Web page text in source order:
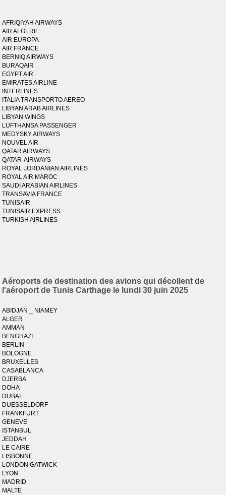
AFRIQIYAH AIRWAYS
AIR ALGERIE
AIR EUROPA
AIR FRANCE
BERNIQ AIRWAYS
BURAQAIR
EGYPT AIR
EMIRATES AIRLINE
INTERLINES
ITALIA TRANSPORTO AEREO
LIBYAN ARAB AIRLINES
LIBYAN WINGS
LUFTHANSA PASSENGER
MEDYSKY AIRWAYS
NOUVEL AIR
QATAR AIRWAYS
QATAR-AIRWAYS
ROYAL JORDANIAN AIRLINES
ROYAL AIR MAROC
SAUDI ARABIAN AIRLINES
TRANSAVIA FRANCE
TUNISAIR
TUNISAIR EXPRESS
TURKISH AIRLINES
Aéroports de destination des avions qui décollent de
l'aéroport de Tunis Carthage le lundi 30 juin 2025
ABIDJAN _ NIAMEY
ALGER
AMMAN
BENGHAZI
BERLIN
BOLOGNE
BRUXELLES
CASABLANCA
DJERBA
DOHA
DUBAI
DUESSELDORF
FRANKFURT
GENEVE
ISTANBUL
JEDDAH
LE CAIRE
LISBONNE
LONDON GATWICK
LYON
MADRID
MALTE